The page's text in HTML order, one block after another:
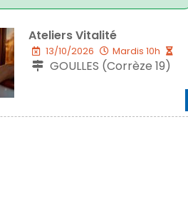
Ateliers Vitalité
13/10/2026 Mardis 10h
GOULLES (Corrèze 19)